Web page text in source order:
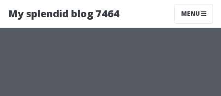
My splendid blog 7464 MENU